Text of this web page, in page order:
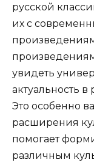
русской
их с
увидеть
актуальность
Это особенно
расширения
помогает
различным